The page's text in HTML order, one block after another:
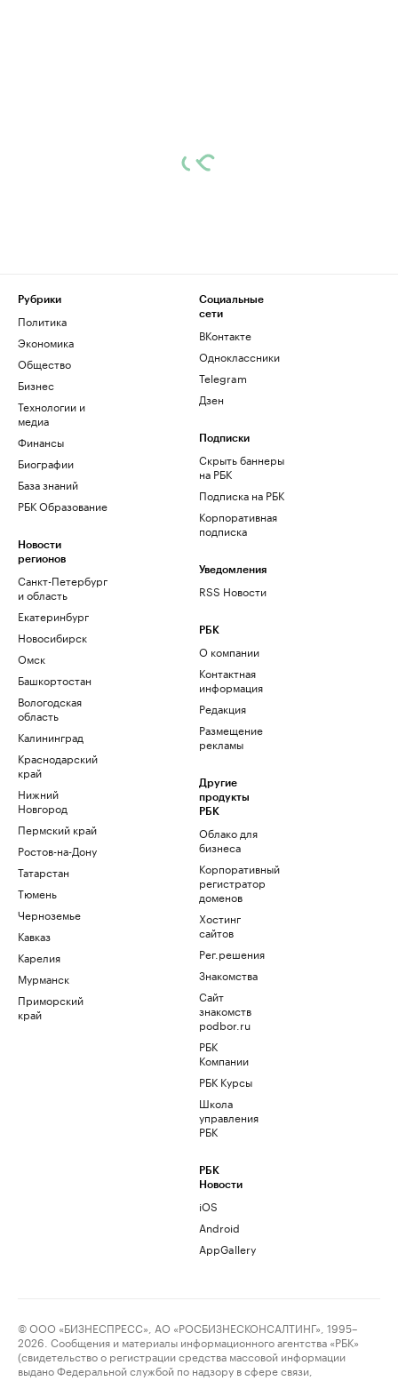
Рубрики
Политика
Экономика
Общество
Бизнес
Технологии и
медиа
Финансы
Биографии
База знаний
РБК Образование
Новости
регионов
Санкт-Петербург
и область
Екатеринбург
Новосибирск
Омск
Башкортостан
Вологодская
область
Калининград
Краснодарский
край
Нижний
Новгород
Пермский край
Ростов-на-Дону
Татарстан
Тюмень
Черноземье
Кавказ
Карелия
Мурманск
Приморский
край
Социальные
сети
ВКонтакте
Одноклассники
Telegram
Дзен
Подписки
Скрыть баннеры
на РБК
Подписка на РБК
Корпоративная
подписка
Уведомления
RSS Новости
РБК
О компании
Контактная
информация
Редакция
Размещение
рекламы
Другие
продукты
РБК
Облако для
бизнеса
Корпоративный
регистратор
доменов
Хостинг
сайтов
Рег.решения
Знакомства
Сайт
знакомств
podbor.ru
РБК
Компании
РБК Курсы
Школа
управления
РБК
РБК
Новости
iOS
Android
AppGallery
© ООО «БИЗНЕСПРЕСС», АО «РОСБИЗНЕСКОНСАЛТИНГ», 1995–
2026. Сообщения и материалы информационного агентства «РБК»
(свидетельство о регистрации средства массовой информации
выдано Федеральной службой по надзору в сфере связи,